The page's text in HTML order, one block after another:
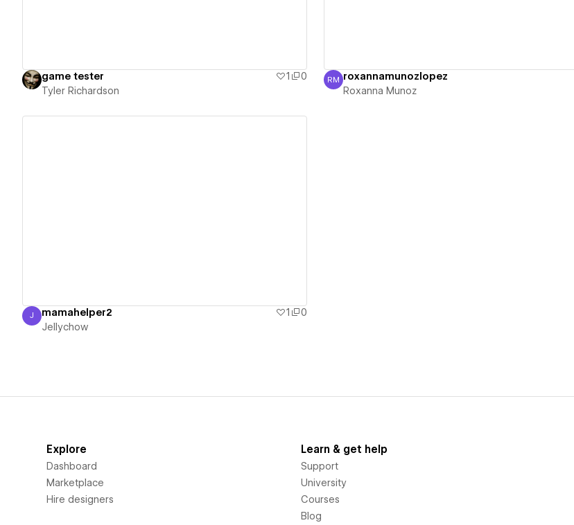
game tester 1
0
Tyler Richardson
Roxanna Munoz
RM roxannamunozlopez
Roxanna Munoz
Jellychow
J mamahelper2 1
0
Jellychow
Explore
Dashboard
Marketplace
Hire designers
Learn & get help
Support
University
Courses
Blog